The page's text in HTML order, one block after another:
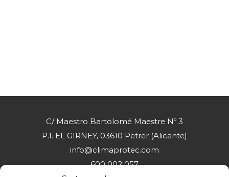
C/ Maestro Bartolomé Maestre Nº 3
P.I. EL GIRNEY, 03610 Petrer (Alicante)
info@climaprotec.com
600 002 057